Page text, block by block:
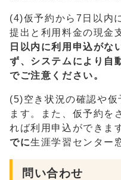
(4)仮予約から7日以内
提出と利用料金の現金
日以内に利用申込がな
ず、システムにより自
でご注意ください。
(5)空き状況の確認や
ます。また、仮予約を
れば利用申込ができま
でに生涯学習センター
問い合わせ